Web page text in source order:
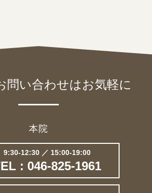
問い合わせはお気軽に
本院
9:30-12:30 ／ 15:00-19:00
: 046-825-1961